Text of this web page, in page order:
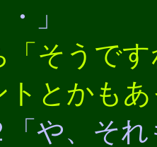
」
「そうで
トとかも
「や、そ